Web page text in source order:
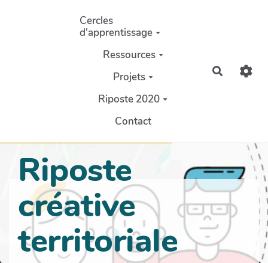
Aller au contenu principal
Cercles
d'apprentissage
Ressources
Projets
Riposte 2020
Contact
Riposte
créative
territoriale